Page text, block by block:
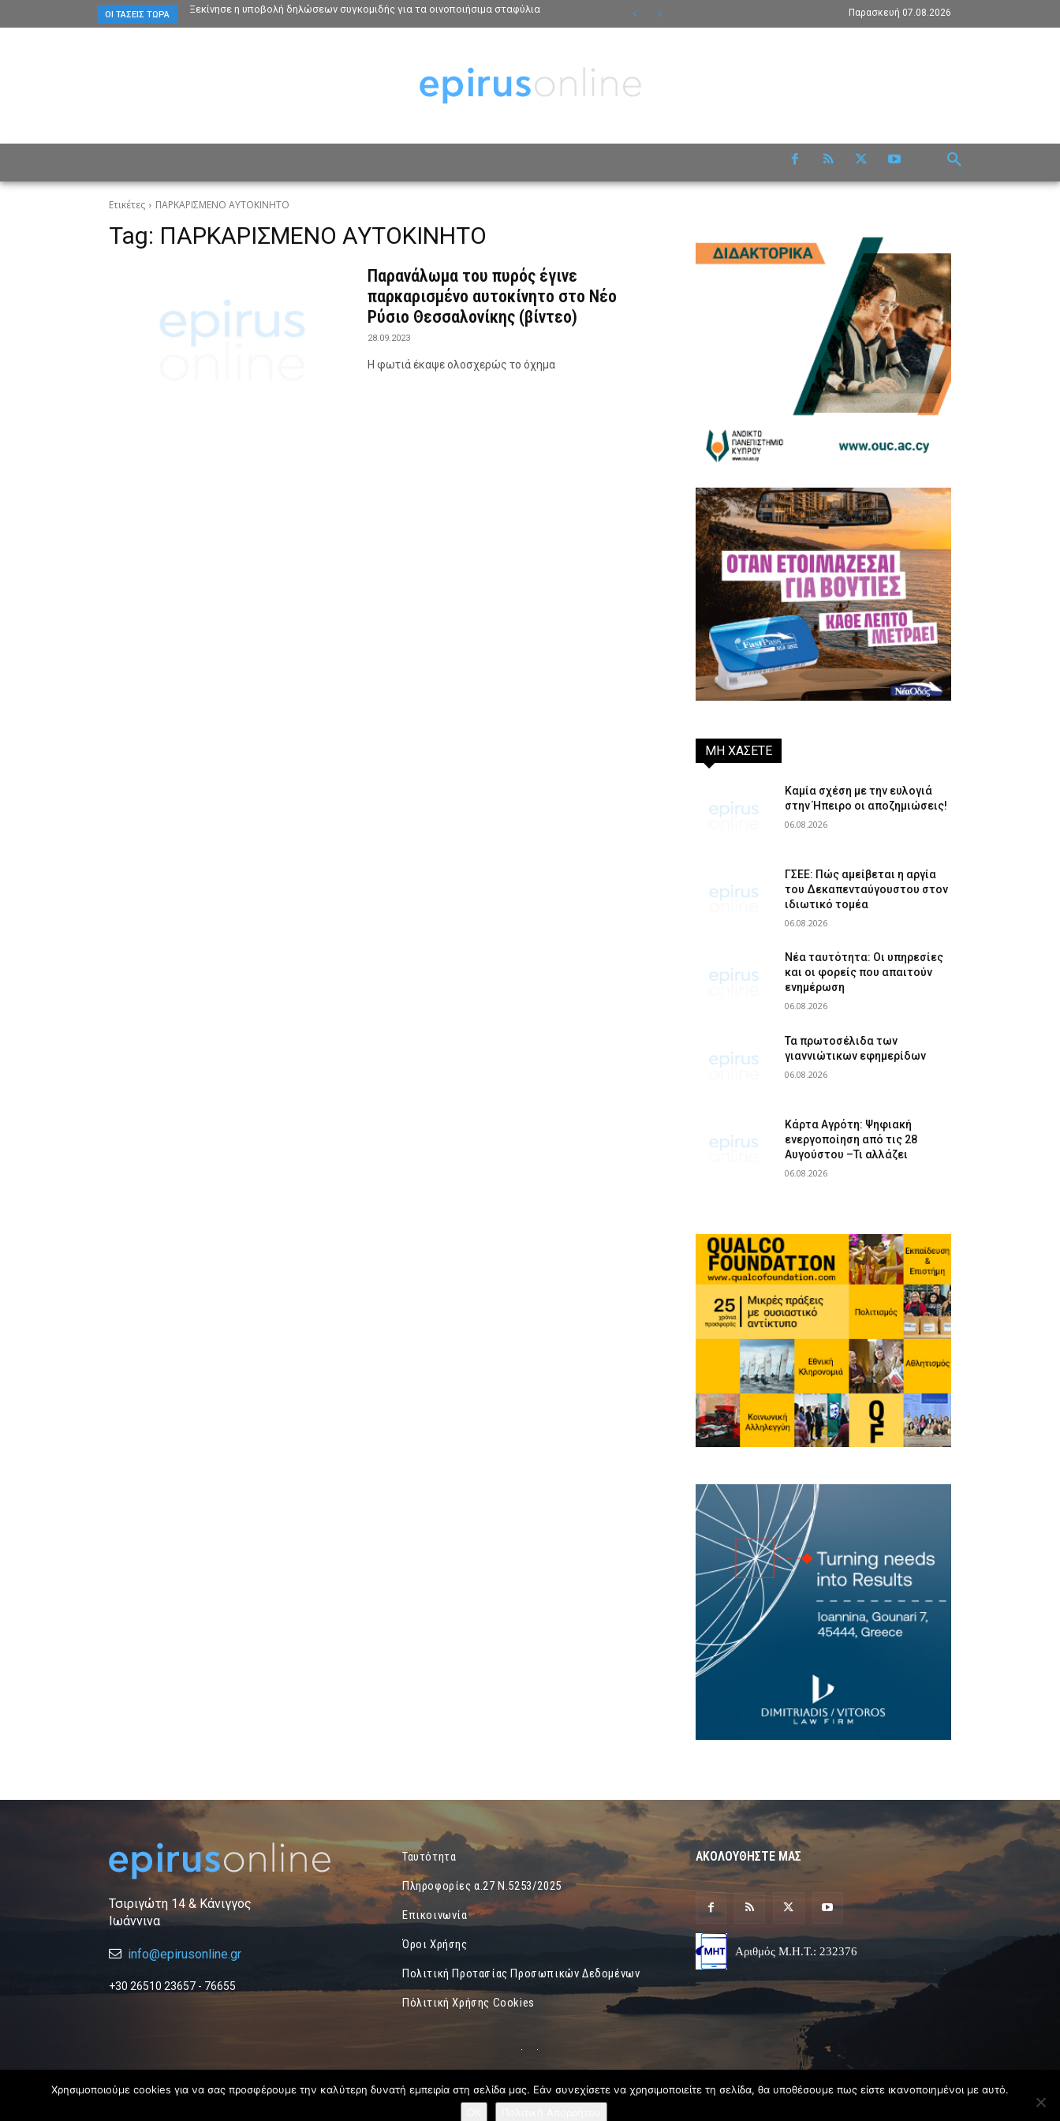
ΟΙ ΤΆΣΕΙΣ ΤΏΡΑ Ξεκίνησε η υποβολή δηλώσεων συγκομιδής για τα οινοποιήσιμα σταφύλια Παρασκευή 07.08.2026
Ετικέτες ΠΑΡΚΑΡΙΣΜΕΝΟ ΑΥΤΟΚΙΝΗΤΟ
Tag: ΠΑΡΚΑΡΙΣΜΕΝΟ ΑΥΤΟΚΙΝΗΤΟ
Παρανάλωμα του πυρός έγινε
παρκαρισμένο αυτοκίνητο στο Νέο
Ρύσιο Θεσσαλονίκης (βίντεο)
28.09.2023
Η φωτιά έκαψε ολοσχερώς το όχημα
ΜΗ ΧΑΣΕΤΕ
Καμία σχέση με την ευλογιά
στην Ήπειρο οι αποζημιώσεις!
06.08.2026
ΓΣΕΕ: Πώς αμείβεται η αργία
του Δεκαπενταύγουστου στον
ιδιωτικό τομέα
06.08.2026
Νέα ταυτότητα: Οι υπηρεσίες
και οι φορείς που απαιτούν
ενημέρωση
06.08.2026
Τα πρωτοσέλιδα των
γιαννιώτικων εφημερίδων
06.08.2026
Κάρτα Αγρότη: Ψηφιακή
ενεργοποίηση από τις 28
Αυγούστου –Τι αλλάζει
06.08.2026
Τσιριγώτη 14 & Κάνιγγος
Ιωάννινα
info@epirusonline.gr
+30 26510 23657 - 76655
Ταυτότητα
Πληροφορίες α.27 Ν.5253/2025
Επικοινωνία
Όροι Χρήσης
Πολιτική Προτασίας Προσωπικών Δεδομένων
Πόλιτική Χρήσης Cookies
ΑΚΟΛΟΥΘΗΣΤΕ ΜΑΣ
Αριθμός Μ.Η.Τ.: 232376
Χρησιμοποιούμε cookies για να σας προσφέρουμε την καλύτερη δυνατή εμπειρία στη σελίδα μας. Εάν συνεχίσετε να χρησιμοποιείτε τη σελίδα, θα υποθέσουμε πως είστε ικανοποιημένοι με αυτό.